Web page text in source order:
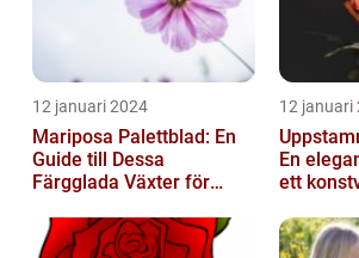
12 januari 2024
Mariposa Palettblad: En
Guide till Dessa
Färgglada Växter för
12 januari
En
ett